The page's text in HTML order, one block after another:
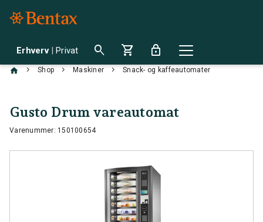
Erhverv | Privat search shopping_cart lock
chevron_right Shop chevron_right Maskiner chevron_right Snack- og kaffeautomater
Gusto Drum vareautomat
Varenummer: 150100654